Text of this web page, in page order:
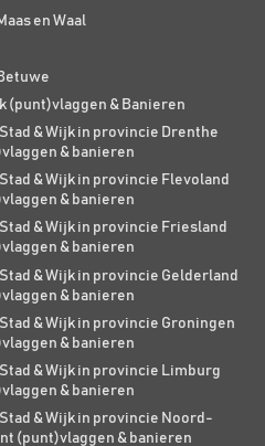
en Waal
(punt)vlaggen & Banieren
& Wijk in provincie Drenthe
& banieren
& Wijk in provincie Flevoland
& banieren
& Wijk in provincie Friesland
& banieren
& Wijk in provincie Gelderland
& banieren
& Wijk in provincie Groningen
& banieren
& Wijk in provincie Limburg
& banieren
& Wijk in provincie Noord-
(punt)vlaggen & banieren